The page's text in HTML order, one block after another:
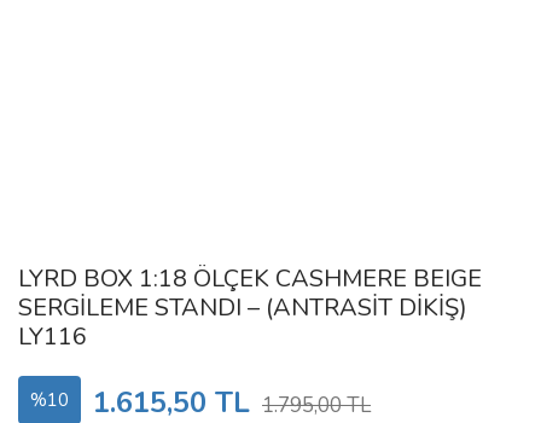
LYRD BOX 1:18 ÖLÇEK CASHMERE BEIGE
SERGİLEME STANDI – (ANTRASİT DİKİŞ)
LY116
%10 1.615,50 TL 1.795,00 TL